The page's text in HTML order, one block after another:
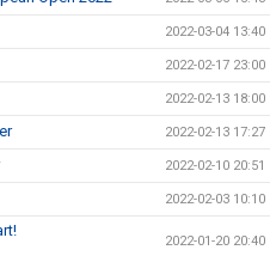
2022-03-04 13:40
2022-02-17 23:00
2022-02-13 18:00
2022-02-13 17:27
2022-02-10 20:51
2022-02-03 10:10
2022-01-20 20:40